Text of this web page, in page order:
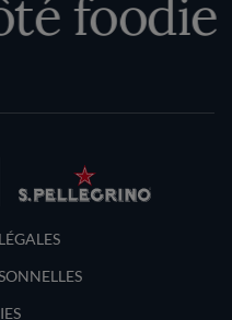
foodie